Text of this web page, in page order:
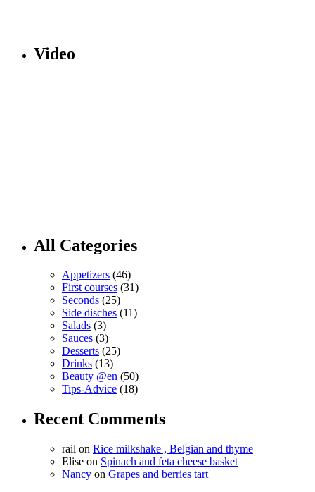
Video
All Categories
Appetizers (46)
First courses (31)
Seconds (25)
Side disches (11)
Salads (3)
Sauces (3)
Desserts (25)
Drinks (13)
Beauty @en (50)
Tips-Advice (18)
Recent Comments
rail on Rice milkshake , Belgian and thyme
Elise on Spinach and feta cheese basket
Nancy on Grapes and berries tart